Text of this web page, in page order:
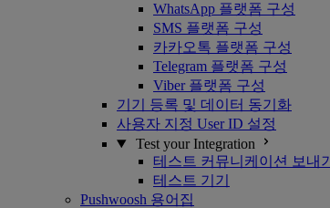
WhatsApp 플랫폼 구성
SMS 플랫폼 구성
카카오톡 플랫폼 구성
Telegram 플랫폼 구성
Viber 플랫폼 구성
기기 등록 및 데이터 동기화
사용자 지정 User ID 설정
Test your Integration
테스트 커뮤니케이션 보내기
테스트 기기
Pushwoosh 용어집